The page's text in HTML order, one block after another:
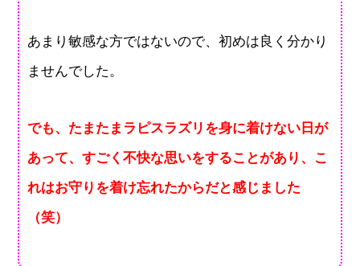
あまり敏感な方ではないので、初めは良く分かり
ませんでした。
でも、たまたまラピスラズリを身に着けない日が
あって、すごく不快な思いをすることがあり、こ
れはお守りを着け忘れたからだと感じました
（笑）